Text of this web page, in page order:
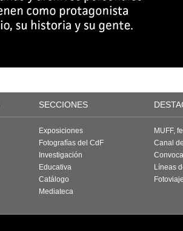
SECCIONES
Exposiciones
Fotografías del CdF
Investigación
Educativa
Catálogo
Mediateca
MUFF,
Canal
Líneas